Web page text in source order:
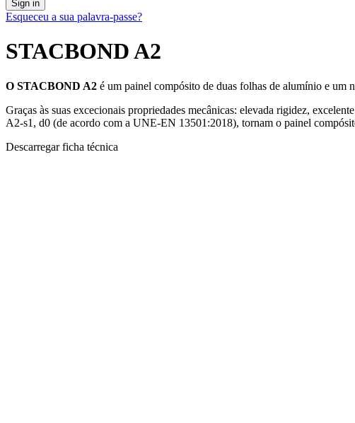
Esqueceu a sua palavra-passe?
STACBOND A2
O STACBOND A2 é um painel compósito de duas folhas de alumínio e um
Graças às suas excecionais propriedades mecânicas: elevada rigidez,
A2-s1, d0 (de acordo com a UNE-EN 13501:2018), tornam o painel
Descarregar ficha técnica